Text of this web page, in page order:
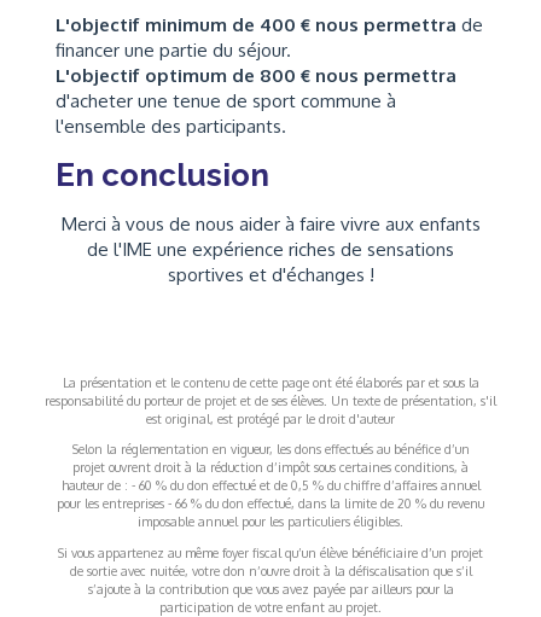
L'objectif minimum de 400 € nous permettra de
financer une partie du séjour.
L'objectif optimum de 800 € nous permettra
d'acheter une tenue de sport commune à
l'ensemble des participants.
En conclusion
Merci à vous de nous aider à faire vivre aux enfants
de l'IME une expérience riches de sensations
sportives et d'échanges !
La présentation et le contenu de cette page ont été élaborés par et sous la
responsabilité du porteur de projet et de ses élèves. Un texte de présentation, s'il
est original, est protégé par le droit d'auteur
Selon la réglementation en vigueur, les dons effectués au bénéfice d’un
projet ouvrent droit à la réduction d’impôt sous certaines conditions, à
hauteur de : - 60 % du don effectué et de 0,5 % du chiffre d’affaires annuel
pour les entreprises - 66 % du don effectué, dans la limite de 20 % du revenu
imposable annuel pour les particuliers éligibles.
Si vous appartenez au même foyer fiscal qu’un élève bénéficiaire d’un projet
de sortie avec nuitée, votre don n’ouvre droit à la défiscalisation que s’il
s’ajoute à la contribution que vous avez payée par ailleurs pour la
participation de votre enfant au projet.